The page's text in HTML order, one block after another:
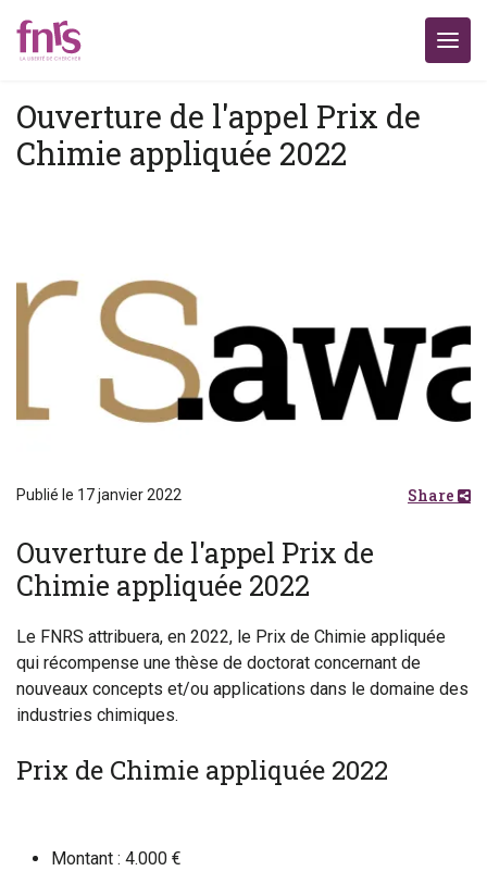
Ouverture de l'appel Prix de
Chimie appliquée 2022
Publié le 17 janvier 2022 Share
Ouverture de l'appel Prix de
Chimie appliquée 2022
Le FNRS attribuera, en 2022, le Prix de Chimie appliquée
qui récompense une thèse de doctorat concernant de
nouveaux concepts et/ou applications dans le domaine des
industries chimiques.
Prix de Chimie appliquée 2022
Montant : 4.000 €